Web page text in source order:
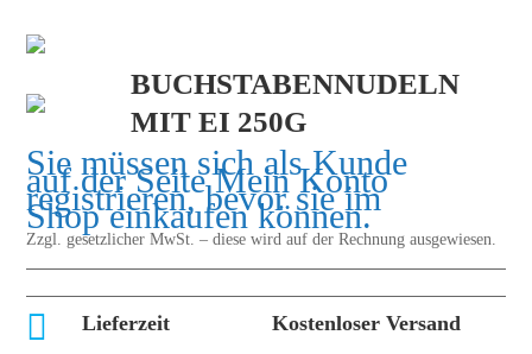
BUCHSTABENNUDELN
MIT EI 250G
Sie müssen sich als Kunde
auf der SeiteMein Konto
registrieren, bevor sie im
Shop einkaufen können.
Zzgl. gesetzlicher MwSt. – diese wird auf der Rechnung ausgewiesen.
 Lieferzeit Kostenloser Versand